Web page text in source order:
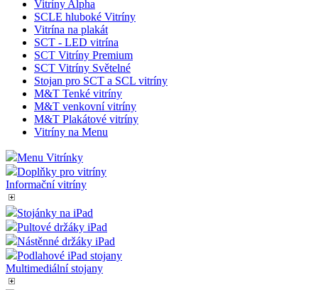
Vitríny Alpha
SCLE hluboké Vitríny
Vitrína na plakát
SCT - LED vitrína
SCT Vitríny Premium
SCT Vitríny Světelné
Stojan pro SCT a SCL vitríny
M&T Tenké vitríny
M&T venkovní vitríny
M&T Plakátové vitríny
Vitríny na Menu
Menu Vitrínky
Doplňky pro vitríny
Informační vitríny
Stojánky na iPad
Pultové držáky iPad
Nástěnné držáky iPad
Podlahové iPad stojany
Multimediální stojany